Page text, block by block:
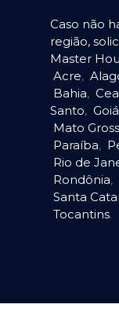
Caso não
região,
Master
Acre,
Bahia,
Santo,
Mato
Paraíba,
Rio de
Rondônia,
Santa
Tocantins.